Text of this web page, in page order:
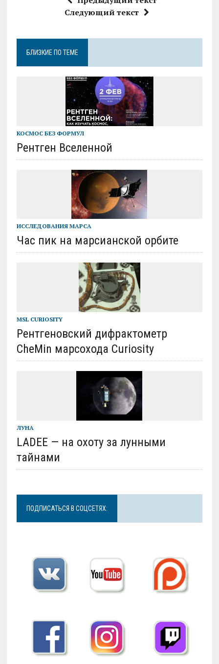
Следующий текст
БЛИЗКИЕ ПО ТЕМЕ
КОСМОС БЕЗ ФОРМУЛ
Рентген Вселенной
ИССЛЕДОВАНИЯ МАРСА
Час пик на марсианской орбите
MSL CURIOSITY
Рентгеновский дифрактометр
CheMin марсохода Curiosity
ЛУНА
LADEE — на охоту за лунными
тайнами
ПОДПИСАТЬСЯ В СОЦСЕТЯХ: